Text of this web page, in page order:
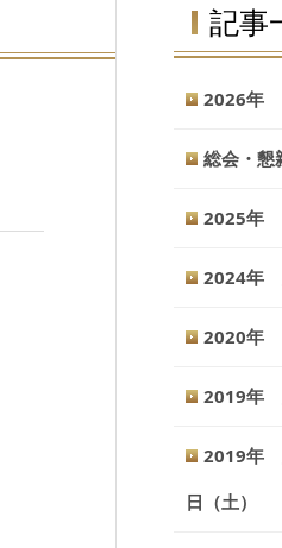
記事
2026年
総会・懇
2025年
2024年
2020年
2019年
2019年
日（土）